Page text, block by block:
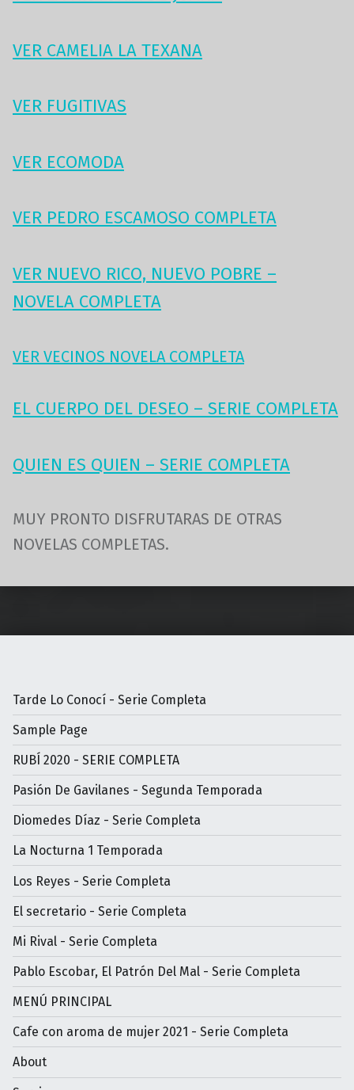
VER CAMELIA LA TEXANA
VER FUGITIVAS
VER ECOMODA
VER PEDRO ESCAMOSO COMPLETA
VER NUEVO RICO, NUEVO POBRE –
NOVELA COMPLETA
VER VECINOS NOVELA COMPLETA
EL CUERPO DEL DESEO – SERIE COMPLETA
QUIEN ES QUIEN – SERIE COMPLETA
MUY PRONTO DISFRUTARAS DE OTRAS
NOVELAS COMPLETAS.
Tarde Lo Conocí - Serie Completa
Sample Page
RUBÍ 2020 - SERIE COMPLETA
Pasión De Gavilanes - Segunda Temporada
Diomedes Díaz - Serie Completa
La Nocturna 1 Temporada
Los Reyes - Serie Completa
El secretario - Serie Completa
Mi Rival - Serie Completa
Pablo Escobar, El Patrón Del Mal - Serie Completa
MENÚ PRINCIPAL
Cafe con aroma de mujer 2021 - Serie Completa
About